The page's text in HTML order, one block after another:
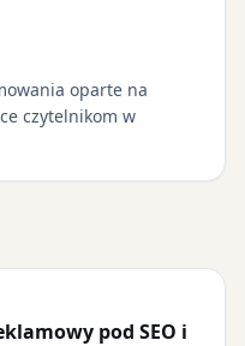
oparte na
czytelnikom w
pod SEO i